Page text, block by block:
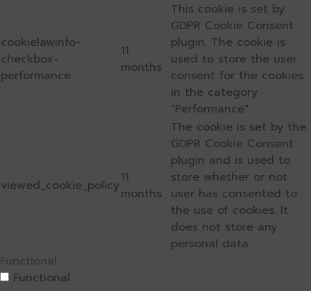
cookielawinfo-
checkbox-
performance
11
months
This cookie is set by
GDPR Cookie Consent
plugin. The cookie is
used to store the user
consent for the cookies
in the category
"Performance".
viewed_cookie_policy11
months
The cookie is set by the
GDPR Cookie Consent
plugin and is used to
store whether or not
user has consented to
the use of cookies. It
does not store any
personal data.
Functional
Functional